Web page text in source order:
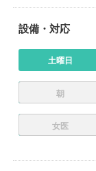
設備・対応
土曜日
朝
女医